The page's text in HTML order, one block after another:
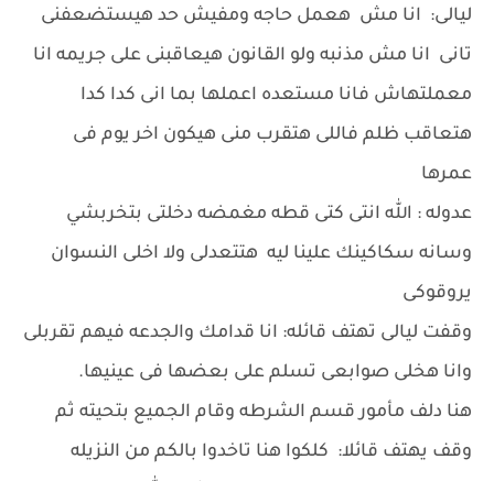
ليالى: انا مش هعمل حاجه ومفيش حد هيستضعفنى
تانى انا مش مذنبه ولو القانون هيعاقبنى على جريمه انا
معملتهاش فانا مستعده اعملها بما انى كدا كدا
هتعاقب ظلم فاللى هتقرب منى هيكون اخر يوم فى
عمرها
عدوله : الله انتى كتى قطه مغمضه دخلتى بتخربشي
وسانه سكاكينك علينا ليه هتتعدلى ولا اخلى النسوان
يروقوكى
وقفت ليالى تهتف قائله: انا قدامك والجدعه فيهم تقربلى
وانا هخلى صوابعى تسلم على بعضها فى عينيها.
هنا دلف مأمور قسم الشرطه وقام الجميع بتحيته ثم
وقف يهتف قائلا: كلكوا هنا تاخدوا بالكم من النزيله